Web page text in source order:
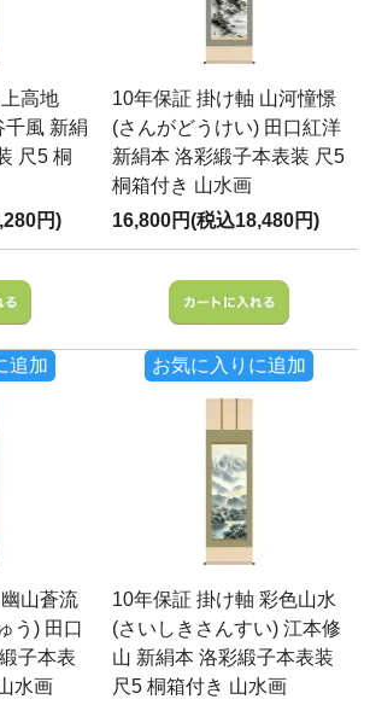
高地
千風 新絹
尺5 桐
円)
追加
10年保証 掛け軸 山河憧憬
(さんがどうけい) 田口紅洋
新絹本 洛彩緞子本表装 尺5
桐箱付き 山水画
16,800円(税込18,480円)
お気に入りに追加
山蒼流
う) 田口
子本表
水画
10年保証 掛け軸 彩色山水
(さいしきさんすい) 江本修
山 新絹本 洛彩緞子本表装
尺5 桐箱付き 山水画